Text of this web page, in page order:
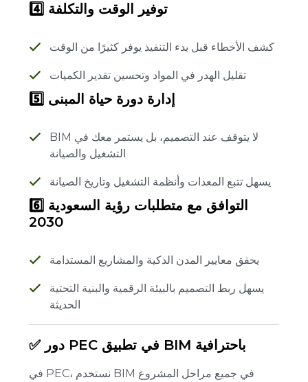
4️⃣ توفير الوقت والتكلفة
كشف الأخطاء قبل بدء التنفيذ يوفر كثيرًا من الوقت
تقليل الهدر في المواد وتحسين تقدير الكميات
5️⃣ إدارة دورة حياة المبنى
BIM لا يتوقف عند التصميم، بل يستمر معك في
التشغيل والصيانة
يسهل تتبع المعدات وأنظمة التشغيل وتاريخ الصيانة
6️⃣ التوافق مع متطلبات رؤية السعودية
2030
يحقق معايير المدن الذكية والمشاريع المستدامة
يسهل ربط التصميم بالبيئة الرقمية والبنية التحتية
الحديثة
✅ دور PEC في تطبيق BIM باحترافية
في PEC، نستخدم BIM في جميع مراحل المشروع